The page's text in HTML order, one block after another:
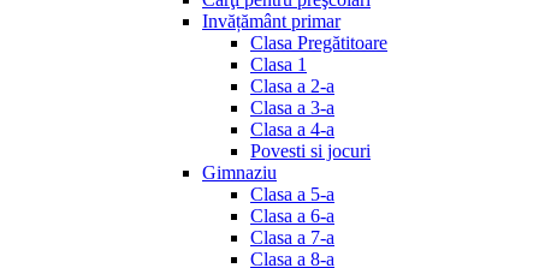
Invățământ primar
Clasa Pregătitoare
Clasa 1
Clasa a 2-a
Clasa a 3-a
Clasa a 4-a
Povesti si jocuri
Gimnaziu
Clasa a 5-a
Clasa a 6-a
Clasa a 7-a
Clasa a 8-a